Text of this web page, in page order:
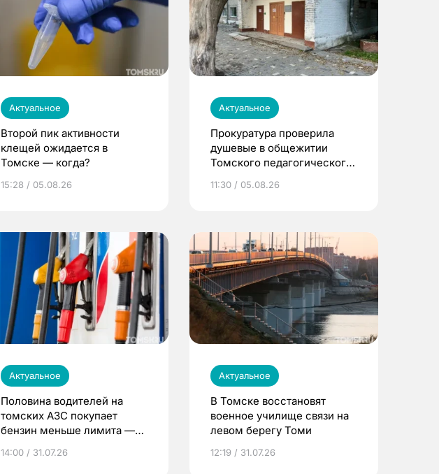
Актуальное
Второй пик активности
клещей ожидается в
Томске — когда?
15:28 / 05.08.26
Актуальное
Прокуратура проверила
душевые в общежитии
Томского педагогического
11:30 / 05.08.26
Актуальное
Половина водителей на
томских АЗС покупает
бензин меньше лимита —
14:00 / 31.07.26
Актуальное
В Томске восстановят
военное училище связи на
левом берегу Томи
12:19 / 31.07.26